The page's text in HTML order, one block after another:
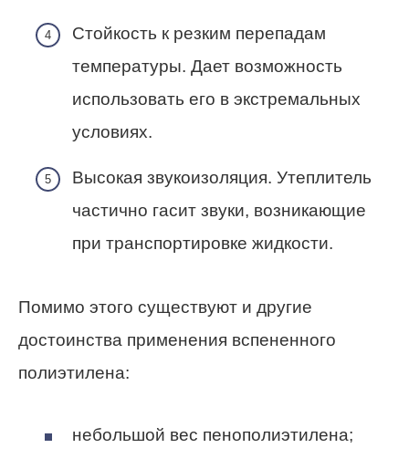
Стойкость к резким перепадам
температуры. Дает возможность
использовать его в экстремальных
условиях.
Высокая звукоизоляция. Утеплитель
частично гасит звуки, возникающие
при транспортировке жидкости.
Помимо этого существуют и другие
достоинства применения вспененного
полиэтилена:
небольшой вес пенополиэтилена;